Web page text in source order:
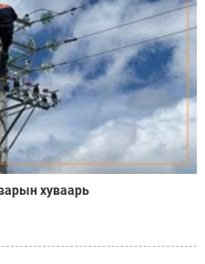
хуваарь